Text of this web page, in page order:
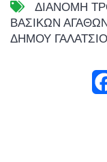
ΔΙΑΝΟΜΗ
ΒΑΣΙΚΩΝ
ΔΗΜΟΥ